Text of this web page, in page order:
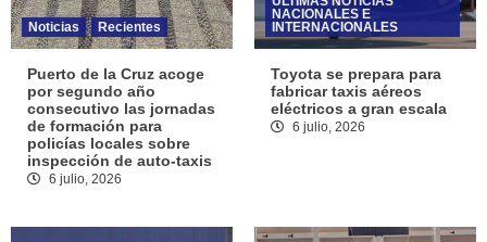
Noticias Recientes
Puerto de la Cruz acoge
por segundo año
consecutivo las jornadas
de formación para
policías locales sobre
inspección de auto-taxis
6 julio, 2026
NACIONALES E
INTERNACIONALES
Toyota se prepara para
fabricar taxis aéreos
eléctricos a gran escala
6 julio, 2026